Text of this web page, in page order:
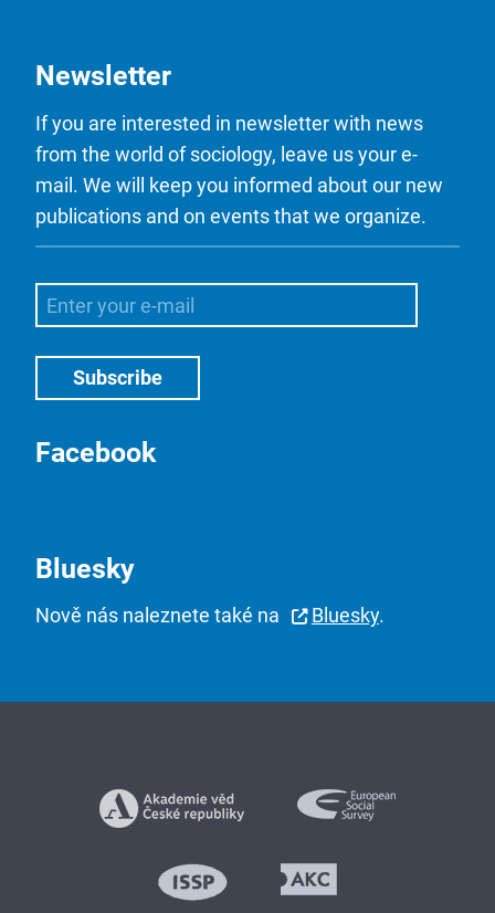
Newsletter
If you are interested in newsletter with news
from the world of sociology, leave us your e-
mail. We will keep you informed about our new
publications and on events that we organize.
Facebook
Bluesky
Nově nás naleznete také na Bluesky.